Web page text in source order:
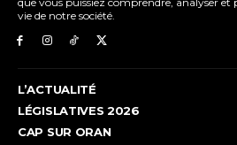
vie de notre société.
L’ACTUALITÉ
LÉGISLATIVES 2026
CAP SUR ORAN